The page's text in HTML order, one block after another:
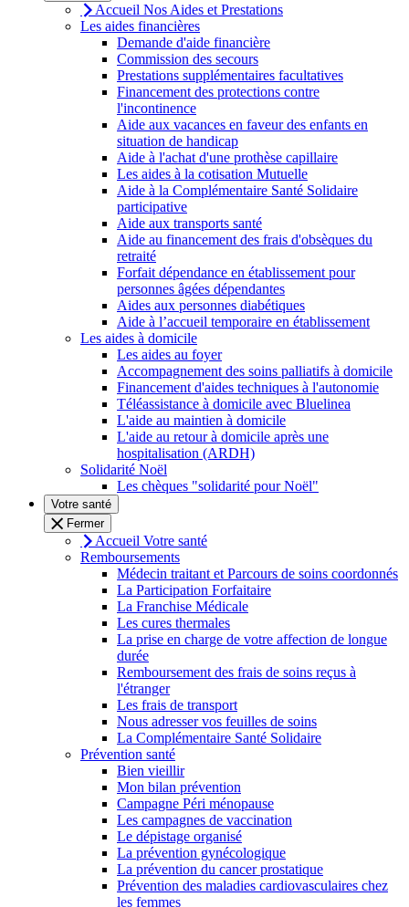
Accueil Nos Aides et Prestations
Les aides financières
Demande d'aide financière
Commission des secours
Prestations supplémentaires facultatives
Financement des protections contre
l'incontinence
Aide aux vacances en faveur des enfants en
situation de handicap
Aide à l'achat d'une prothèse capillaire
Les aides à la cotisation Mutuelle
Aide à la Complémentaire Santé Solidaire
participative
Aide aux transports santé
Aide au financement des frais d'obsèques du
retraité
Forfait dépendance en établissement pour
personnes âgées dépendantes
Aides aux personnes diabétiques
Aide à l’accueil temporaire en établissement
Les aides à domicile
Les aides au foyer
Accompagnement des soins palliatifs à domicile
Financement d'aides techniques à l'autonomie
Téléassistance à domicile avec Bluelinea
L'aide au maintien à domicile
L'aide au retour à domicile après une
hospitalisation (ARDH)
Solidarité Noël
Les chèques "solidarité pour Noël"
Votre santé
Fermer
Accueil Votre santé
Remboursements
Médecin traitant et Parcours de soins coordonnés
La Participation Forfaitaire
La Franchise Médicale
Les cures thermales
La prise en charge de votre affection de longue
durée
Remboursement des frais de soins reçus à
l'étranger
Les frais de transport
Nous adresser vos feuilles de soins
La Complémentaire Santé Solidaire
Prévention santé
Bien vieillir
Mon bilan prévention
Campagne Péri ménopause
Les campagnes de vaccination
Le dépistage organisé
La prévention gynécologique
La prévention du cancer prostatique
Prévention des maladies cardiovasculaires chez
les femmes